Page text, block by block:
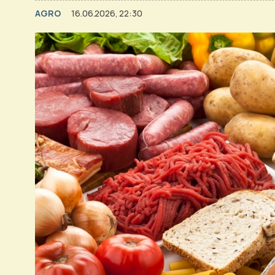
AGRO 16.06.2026, 22:30